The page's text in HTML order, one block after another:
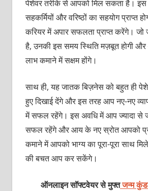
पेशेवर तरीके से आपको मिल सकता है। इस
सहकर्मियों और वरिष्ठों का सहयोग प्राप्त
करियर में अपार सफलता प्राप्त करेंगे। जो
है, उनकी इस समय स्थिति मज़बूत होगी
लाभ कमाने में सक्षम होंगे।
साथ ही, यह जातक बिज़नेस को बहुत ही
हुए दिखाई देंगे और इस तरह आप नए-नए
में सफल रहेंगे। इस अवधि में आप ज्यादा से
सफल रहेंगे और आय के नए स्रोत आपको
कमाने में आपको भाग्य का पूरा-पूरा साथ
की बचत आप कर सकेंगे।
ऑनलाइन सॉफ्टवेयर से मुफ्तजन्म